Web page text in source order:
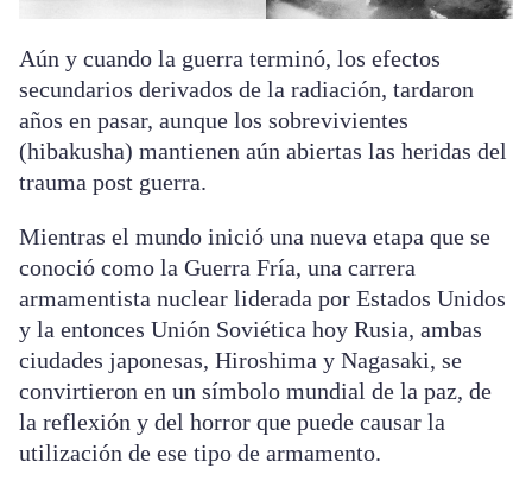
Aún y cuando la guerra terminó, los efectos
secundarios derivados de la radiación, tardaron
años en pasar, aunque los sobrevivientes
(hibakusha) mantienen aún abiertas las heridas del
trauma post guerra.
Mientras el mundo inició una nueva etapa que se
conoció como la Guerra Fría, una carrera
armamentista nuclear liderada por Estados Unidos
y la entonces Unión Soviética hoy Rusia, ambas
ciudades japonesas, Hiroshima y Nagasaki, se
convirtieron en un símbolo mundial de la paz, de
la reflexión y del horror que puede causar la
utilización de ese tipo de armamento.